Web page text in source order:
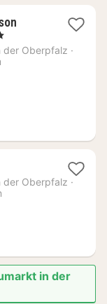
der Oberpfalz ·
der Oberpfalz ·
in der